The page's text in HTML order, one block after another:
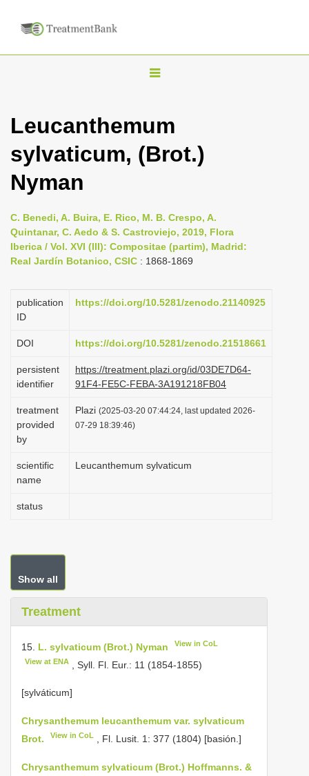
T
g
l
v
i
g
t
o
Leucanthemum
sylvaticum, (Brot.)
Nyman
C. Benedi, A. Buira, E. Rico, M. B. Crespo, A.
Quintanar, C. Aedo & S. Castroviejo, 2019, Flora
Iberica / Vol. XVI (III): Compositae (partim), Madrid:
Real Jardín Botanico, CSIC : 1868-1869
publication
ID
https://doi.org/10.5281/zenodo.21140925
DOI https://doi.org/10.5281/zenodo.21518661
persistent
identifier
https://treatment.plazi.org/id/03DE7D64-
91F4-FE5C-FEBA-3A191218FB04
treatment
provided
by
Plazi (2025-03-20 07:44:24, last updated 2026-
07-29 18:39:46)
scientific
name
Leucanthemum sylvaticum
status
Show all
Treatment
15. L. sylvaticum (Brot.) Nyman View in CoL
View at ENA , Syll. Fl. Eur.: 11 (1854-1855)
[sylváticum]
Chrysanthemum leucanthemum var. sylvaticum
Brot.
View in CoL , Fl. Lusit. 1: 377 (1804) [basión.]
Chrysanthemum sylvaticum (Brot.) Hoffmanns. &